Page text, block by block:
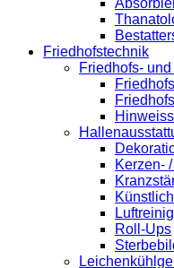
Friedhofstechnik
Friedhofs-
Kerzen-
Roll-Ups